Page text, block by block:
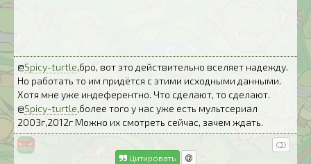
@Spicy-turtle,бро, вот это действительно вселяет надежду.
Но работать то им придётся с этими исходными данными.
Хотя мне уже индеферентно. Что сделают, то сделают.
@Spicy-turtle,более того у нас уже есть мультсериал
2003г,2012г Можно их смотреть сейчас, зачем ждать.
Цитировать